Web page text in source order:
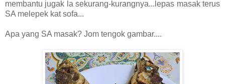
membantu jugak la sekurang-kurangnya...lepas masak terus
SA melepek kat sofa...
Apa yang SA masak? Jom tengok gambar....